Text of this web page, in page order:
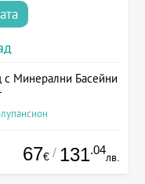
с Минерални Басейни
67€ / 131.04
лв.